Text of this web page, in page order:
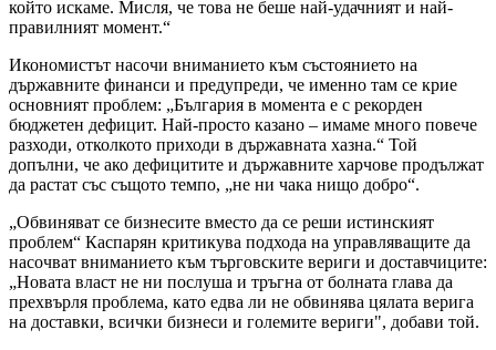
който искаме. Мисля, че това не беше най-удачният и най-
правилният момент.“
Икономистът насочи вниманието към състоянието на
държавните финанси и предупреди, че именно там се крие
основният проблем: „България в момента е с рекорден
бюджетен дефицит. Най-просто казано – имаме много повече
разходи, отколкото приходи в държавната хазна.“ Той
допълни, че ако дефицитите и държавните харчове продължат
да растат със същото темпо, „не ни чака нищо добро“.
„Обвиняват се бизнесите вместо да се реши истинският
проблем“ Каспарян критикува подхода на управляващите да
насочват вниманието към търговските вериги и доставчиците:
„Новата власт не ни послуша и тръгна от болната глава да
прехвърля проблема, като едва ли не обвинява цялата верига
на доставки, всички бизнеси и големите вериги", добави той.